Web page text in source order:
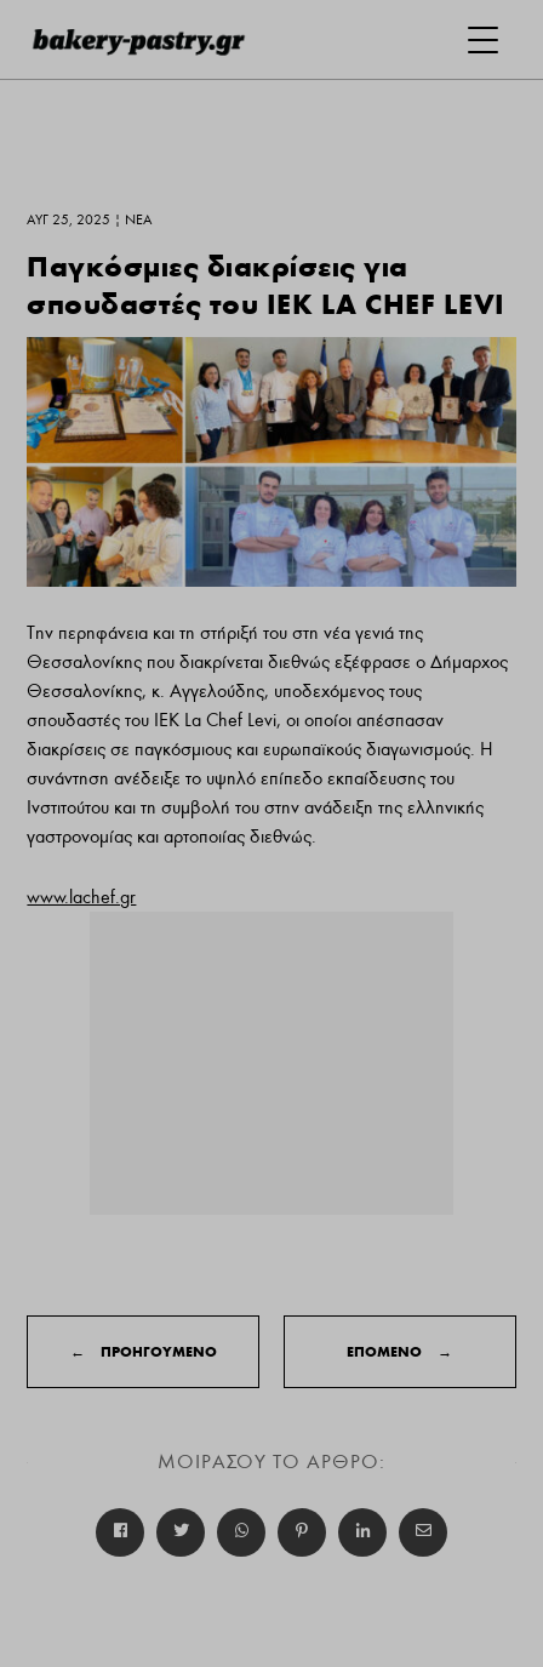
ΑΥΓ 25, 2025 | ΝΕΑ
Παγκόσμιες διακρίσεις για
σπουδαστές του ΙΕΚ LΑ CΗEF LEVI
Την περηφάνεια και τη στήριξή του στη νέα γενιά της
Θεσσαλονίκης που διακρίνεται διεθνώς εξέφρασε ο Δήμαρχος
Θεσσαλονίκης, κ. Αγγελούδης, υποδεχόμενος τους
σπουδαστές του ΙΕΚ La Chef Levi, οι οποίοι απέσπασαν
διακρίσεις σε παγκόσμιους και ευρωπαϊκούς διαγωνισμούς. Η
συνάντηση ανέδειξε το υψηλό επίπεδο εκπαίδευσης του
Ινστιτούτου και τη συμβολή του στην ανάδειξη της ελληνικής
γαστρονομίας και αρτοποιίας διεθνώς.
www.lachef.gr
← ΠΡΟΗΓΟΥΜΕΝΟ ΕΠΟΜΕΝΟ →
ΜΟΙΡΑΣΟΥ ΤΟ ΑΡΘΡΟ: